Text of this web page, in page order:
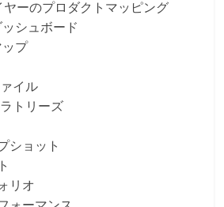
ーのプロダクトマッピング
シュボード
プ
イル
トリーズ
ショット
リオ